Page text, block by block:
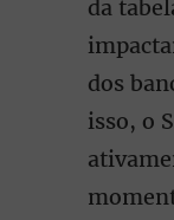
da
dos
isso, o